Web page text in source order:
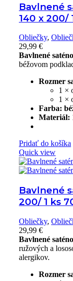
Bavlnené
140 x 200/
Obliečky,
29,99 €
Bavlnené
béžovom
Rozmer
1 ×
1 ×
Farba:
Materiál:
Pridať do košíka
Quick view
Bavlnené
200/ 1 ks
Obliečky,
29,99 €
Bavlnené
ružových a
alergikov.
Rozmer